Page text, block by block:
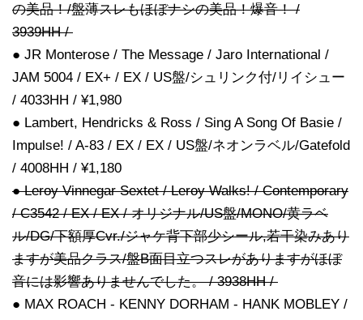
の美品！/盤薄スレもほぼナシの美品！爆音！ /
3939HH /
● JR Monterose / The Message / Jaro International /
JAM 5004 / EX+ / EX / US盤/シュリンク付/リイシュー
/ 4033HH / ¥1,980
● Lambert, Hendricks & Ross / Sing A Song Of Basie /
Impulse! / A-83 / EX / EX / US盤/ネオンラベル/Gatefold
/ 4008HH / ¥1,180
● Leroy Vinnegar Sextet / Leroy Walks! / Contemporary
/ C3542 / EX / EX / オリジナル/US盤/MONO/黄ラベ
ル/DG/下額厚Cvr./ジャケ背下部少シール,若干染みあり
ますが美品クラス/盤B面目立つスレがありますがほぼ
音には影響ありませんでした。 / 3938HH /
● MAX ROACH - KENNY DORHAM - HANK MOBLEY /